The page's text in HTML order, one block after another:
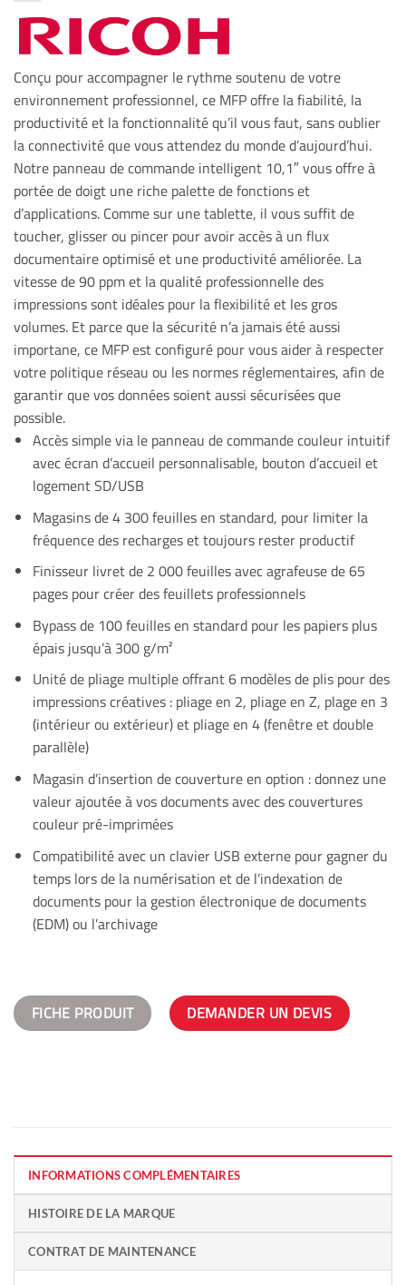
Conçu pour accompagner le rythme soutenu de votre
environnement professionnel, ce MFP offre la fiabilité, la
productivité et la fonctionnalité qu’il vous faut, sans oublier
la connectivité que vous attendez du monde d’aujourd’hui.
Notre panneau de commande intelligent 10,1″ vous offre à
portée de doigt une riche palette de fonctions et
d’applications. Comme sur une tablette, il vous suffit de
toucher, glisser ou pincer pour avoir accès à un flux
documentaire optimisé et une productivité améliorée. La
vitesse de 90 ppm et la qualité professionnelle des
impressions sont idéales pour la flexibilité et les gros
volumes. Et parce que la sécurité n’a jamais été aussi
importane, ce MFP est configuré pour vous aider à respecter
votre politique réseau ou les normes réglementaires, afin de
garantir que vos données soient aussi sécurisées que
possible.
Accès simple via le panneau de commande couleur intuitif
avec écran d’accueil personnalisable, bouton d’accueil et
logement SD/USB
Magasins de 4 300 feuilles en standard, pour limiter la
fréquence des recharges et toujours rester productif
Finisseur livret de 2 000 feuilles avec agrafeuse de 65
pages pour créer des feuillets professionnels
Bypass de 100 feuilles en standard pour les papiers plus
épais jusqu’à 300 g/m²
Unité de pliage multiple offrant 6 modèles de plis pour des
impressions créatives : pliage en 2, pliage en Z, plage en 3
(intérieur ou extérieur) et pliage en 4 (fenêtre et double
parallèle)
Magasin d’insertion de couverture en option : donnez une
valeur ajoutée à vos documents avec des couvertures
couleur pré-imprimées
Compatibilité avec un clavier USB externe pour gagner du
temps lors de la numérisation et de l’indexation de
documents pour la gestion électronique de documents
(EDM) ou l’archivage
FICHE PRODUIT DEMANDER UN DEVIS
INFORMATIONS COMPLÉMENTAIRES
HISTOIRE DE LA MARQUE
CONTRAT DE MAINTENANCE